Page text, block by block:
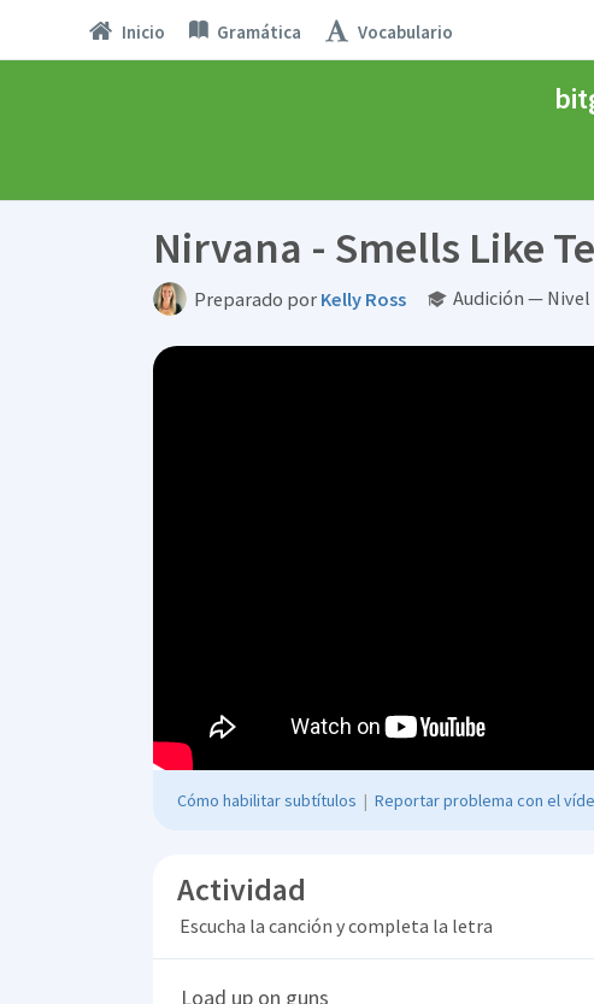
Inicio Gramática Vocabulario
Nirvana - Smells Like
Preparado por Kelly Ross Audición — Nivel
Cómo habilitar subtítulos | Reportar problema con el
Actividad
Escucha la canción y completa la letra
Load up on guns